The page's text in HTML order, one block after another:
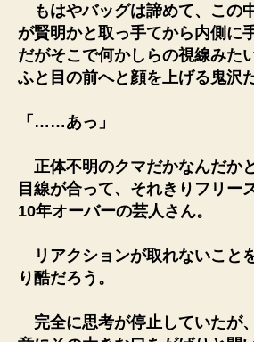
もはやバッグは諦めて、この
が賢明かと取っ手てから内側に
だがそこで何かしらの視線みた
ふと目の前へと顔を上げる鬼沢だ
「……あっ」
正体不明のクマだかなんだか
目線が合って、それきりフリー
10年オーバーの芸人さん。
リアクションが取れないこと
り酷だろう。
完全に思考が停止していたが